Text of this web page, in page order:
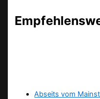
Abseits vom